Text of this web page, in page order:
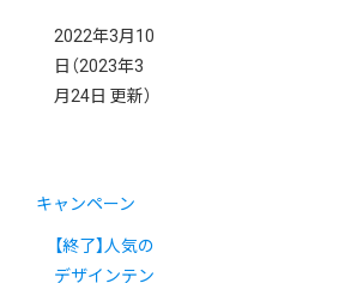
2022年3月10
日 （2023年3
月24日 更新）
キャンペーン
【終了】人気の
デザインテン